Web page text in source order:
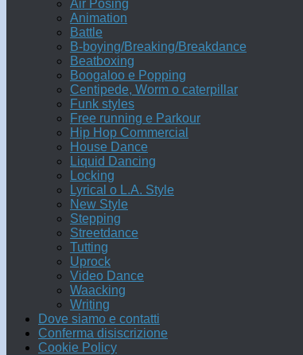
Air Posing
Animation
Battle
B-boying/Breaking/Breakdance
Beatboxing
Boogaloo e Popping
Centipede, Worm o caterpillar
Funk styles
Free running e Parkour
Hip Hop Commercial
House Dance
Liquid Dancing
Locking
Lyrical o L.A. Style
New Style
Stepping
Streetdance
Tutting
Uprock
Video Dance
Waacking
Writing
Dove siamo e contatti
Conferma disiscrizione
Cookie Policy